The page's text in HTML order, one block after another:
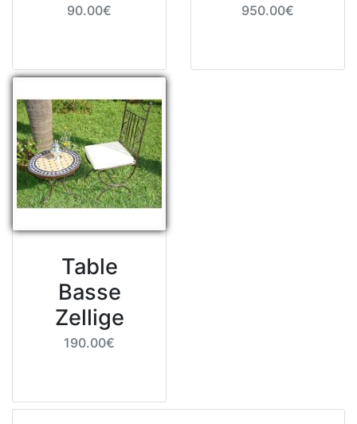
90.00€ 950.00€
Table
Basse
Zellige
190.00€